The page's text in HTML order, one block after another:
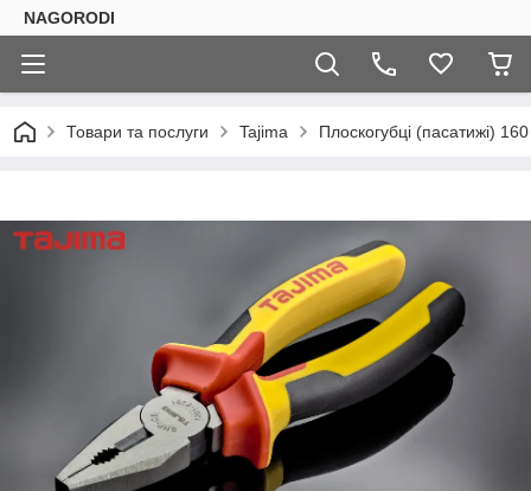
NAGORODI
Товари та послуги Tajima Плоскогубці (пасатижі)